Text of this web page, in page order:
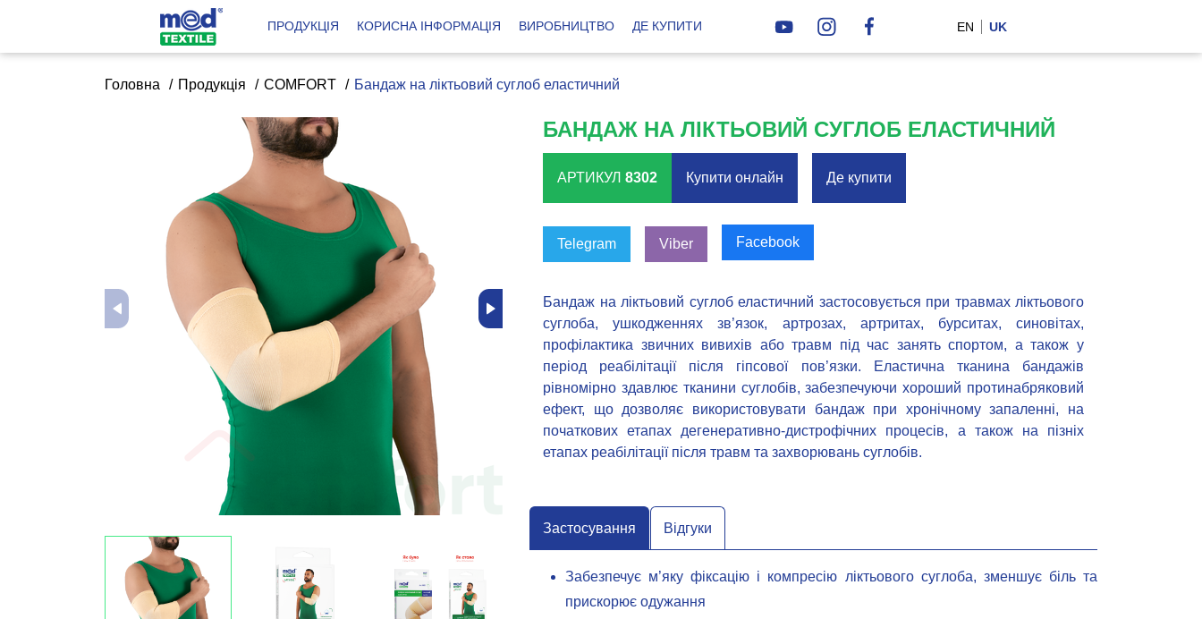
ПРОДУКЦІЯ КОРИСНА ІНФОРМАЦІЯ ВИРОБНИЦТВО ДЕ КУПИТИ EN UK
Головна Продукція COMFORT Бандаж на ліктьовий суглоб еластичний
БАНДАЖ НА ЛІКТЬОВИЙ СУГЛОБ ЕЛАСТИЧНИЙ
АРТИКУЛ 8302 Купити онлайн Де купити
Telegram Viber Facebook
Бандаж на ліктьовий суглоб еластичний застосовується при травмах ліктьового
суглоба, ушкодженнях зв’язок, артрозах, артритах, бурситах, синовітах,
профілактика звичних вивихів або травм під час занять спортом, а також у
період реабілітації після гіпсової пов’язки. Еластична тканина бандажів
рівномірно здавлює тканини суглобів, забезпечуючи хороший протинабряковий
ефект, що дозволяє використовувати бандаж при хронічному запаленні, на
початкових етапах дегенеративно-дистрофічних процесів, а також на пізніх
етапах реабілітації після травм та захворювань суглобів.
Застосування Відгуки
Забезпечує м’яку фіксацію і компресію ліктьового суглоба, зменшує біль та
прискорює одужання